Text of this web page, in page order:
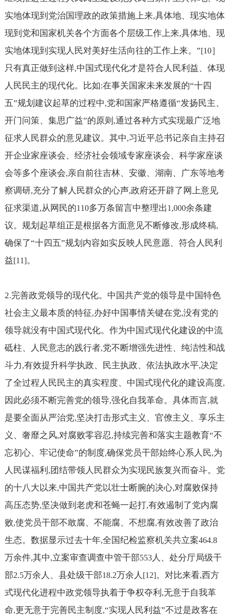
实地体现到党治国理政的政策措施上来,具体地、现实地体
现到党和国家机关各个方面各个层级工作上来,具体地、现
实地体现到实现人民对美好生活向往的工作上来。”[10］
只有真正做到这样,中国式现代化才是符合人民利益、体现
人民民主的现代化。比如:在事关国家未来发展的“十四
五”规划建议起草的过程中,党和国家严格遵循“发扬民主、
开门问策、集思广益”的原则 ,通过各种方式实现最广泛地
征求人民群众的意见建议。其中,习近平总书记亲自主持召
开企业家座谈会、经济社会领域专家座谈会、科学家座谈
会等多个座谈会,亲自前往吉林、安徽、湖南、广东等地考
察调研,充分了解人民群众的心声,政府还开辟了网上意见
征求渠道,从网民的110多万条留言中整理出1,000余条建
议。规划起草组正是根据各方面意见不断修改,形成终稿,
确保了“十四五”规划内容如实反映人民意愿、符合人民利
益[11]。
2.完善政党领导的现代化。中国共产党的领导是中国特色
社会主义最本质的特征,办好中国事情关键在党,没有党的
领导就没有中国式现代化。作为中国式现代化建设的中流
砥柱、人民意志的践行者,党不断增强先进性、纯洁性和战
斗力,有效提升科学执政、民主执政、依法执政水平,决定
了全过程人民民主的真实程度、中国式现代化的建设高度,
因此必须不断完善党的领导,强化自我革命。具体而言,就
是要全面从严治党,坚决打击形式主义、官僚主义、享乐主
义、奢靡之风,对腐败零容忍,持续完善和落实主题教育“不
忘初心、牢记使命”的制度,确保党员干部始终心系人民,为
人民谋福利 , 团结带领人民群众为实现民族复兴而奋斗。党
的十八大以来,中国共产党以壮士断腕的决心,对腐败保持
高压态势,坚决做到老虎和苍蝇一起打,有效遏制了党内腐
败,使党员干部不敢腐、不能腐、不想腐,有效改善了政治
生态。数据显示过去十年,全国纪检监察机关共立案464.8
万余件,其中,立案审查调查中管干部553人、处分厅局级干
部2.5万余人、县处级干部18.2万余人 [12]。对比来看,西方
式现代化进程中政党领导执着于争权夺利 ,无意于自我革
命,更无意于完善民主制度,“实现人民利益”不过是政客在